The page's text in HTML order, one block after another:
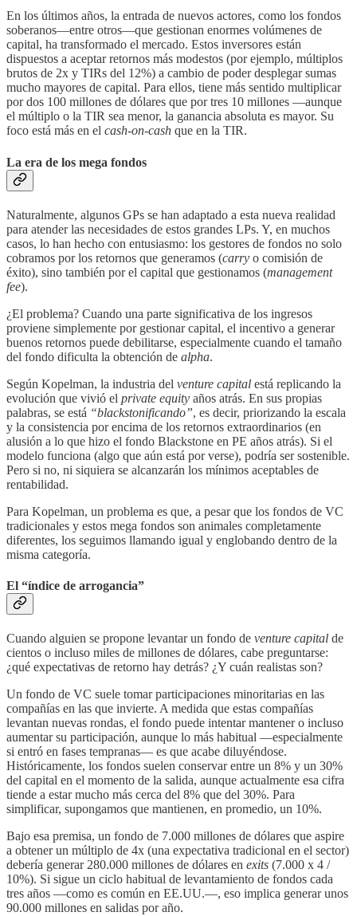
En los últimos años, la entrada de nuevos actores, como los fondos
soberanos—entre otros—que gestionan enormes volúmenes de
capital, ha transformado el mercado. Estos inversores están
dispuestos a aceptar retornos más modestos (por ejemplo, múltiplos
brutos de 2x y TIRs del 12%) a cambio de poder desplegar sumas
mucho mayores de capital. Para ellos, tiene más sentido multiplicar
por dos 100 millones de dólares que por tres 10 millones —aunque
el múltiplo o la TIR sea menor, la ganancia absoluta es mayor. Su
foco está más en el cash-on-cash que en la TIR.
La era de los mega fondos
Naturalmente, algunos GPs se han adaptado a esta nueva realidad
para atender las necesidades de estos grandes LPs. Y, en muchos
casos, lo han hecho con entusiasmo: los gestores de fondos no solo
cobramos por los retornos que generamos (carry o comisión de
éxito), sino también por el capital que gestionamos (management
fee).
¿El problema? Cuando una parte significativa de los ingresos
proviene simplemente por gestionar capital, el incentivo a generar
buenos retornos puede debilitarse, especialmente cuando el tamaño
del fondo dificulta la obtención de alpha.
Según Kopelman, la industria del venture capital está replicando la
evolución que vivió el private equity años atrás. En sus propias
palabras, se está “blackstonificando”, es decir, priorizando la escala
y la consistencia por encima de los retornos extraordinarios (en
alusión a lo que hizo el fondo Blackstone en PE años atrás). Si el
modelo funciona (algo que aún está por verse), podría ser sostenible.
Pero si no, ni siquiera se alcanzarán los mínimos aceptables de
rentabilidad.
Para Kopelman, un problema es que, a pesar que los fondos de VC
tradicionales y estos mega fondos son animales completamente
diferentes, los seguimos llamando igual y englobando dentro de la
misma categoría.
El “índice de arrogancia”
Cuando alguien se propone levantar un fondo de venture capital de
cientos o incluso miles de millones de dólares, cabe preguntarse:
¿qué expectativas de retorno hay detrás? ¿Y cuán realistas son?
Un fondo de VC suele tomar participaciones minoritarias en las
compañías en las que invierte. A medida que estas compañías
levantan nuevas rondas, el fondo puede intentar mantener o incluso
aumentar su participación, aunque lo más habitual —especialmente
si entró en fases tempranas— es que acabe diluyéndose.
Históricamente, los fondos suelen conservar entre un 8% y un 30%
del capital en el momento de la salida, aunque actualmente esa cifra
tiende a estar mucho más cerca del 8% que del 30%. Para
simplificar, supongamos que mantienen, en promedio, un 10%.
Bajo esa premisa, un fondo de 7.000 millones de dólares que aspire
a obtener un múltiplo de 4x (una expectativa tradicional en el sector)
debería generar 280.000 millones de dólares en exits (7.000 x 4 /
10%). Si sigue un ciclo habitual de levantamiento de fondos cada
tres años —como es común en EE.UU.—, eso implica generar unos
90.000 millones en salidas por año.